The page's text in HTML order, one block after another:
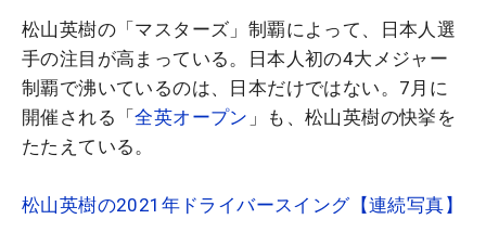
松山英樹の「マスターズ」制覇によって、日本人選
手の注目が高まっている。日本人初の4大メジャー
制覇で沸いているのは、日本だけではない。7月に
開催される「全英オープン 」も、松山英樹の快挙を
たたえている。
松山英樹の2021年ドライバースイング【連続写真】